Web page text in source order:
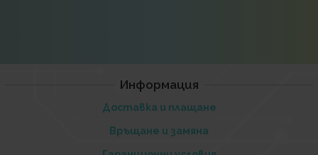
Информация
Доставка и плащане
Връщане и замяна